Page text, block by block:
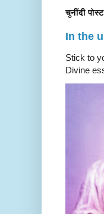
चुनींदी पोस्ट
In the
Stick to
Divine